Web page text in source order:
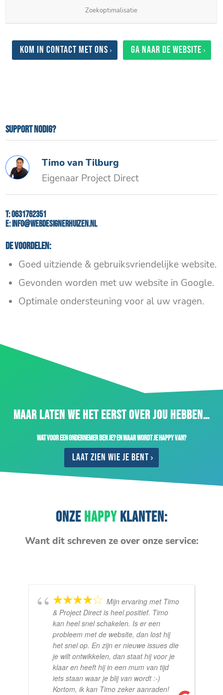
Zoekoptimalisatie
Kom in contact met ons Ga naar de website
Support nodig?
Timo van Tilburg
Eigenaar Project Direct
T:0631762351
E: info@webdesignerhuizen.nl
De voordelen:
Goed uitziende & gebruiksvriendelijke website.
Gevonden worden met uw website in Google.
Optimale ondersteuning voor al uw vragen.
MAAR LATEN WE HET EERST OVER JOU HEBBEN…
Wat voor een ondernemer ben je? En waar wordt je happy van?
Laat zien wie je bent
ONZEHAPPYKLANTEN:
Want dit schreven ze over onze service:
Mijn ervaring met Timo
& Project Direct is heel positief. Timo
kan heel snel schakelen. Is er een
probleem met de website, dan lost hij
het snel op. En zijn er nieuwe issues die
je wilt ontwikkelen, dan staat hij voor je
klaar en heeft hij in een mum van tijd
iets staan waar je blij van wordt :-)
Kortom, ik kan Timo zeker aanraden!